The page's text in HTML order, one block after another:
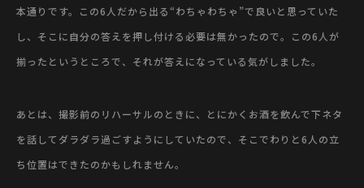
本通りです。この6人だから出る“わちゃわちゃ”で良いと思っていた
し、そこに自分の答えを押し付ける必要は無かったので。この6人が
揃ったというところで、それが答えになっている気がしました。
あとは、撮影前のリハーサルのときに、とにかくお酒を飲んで下ネタ
を話してダラダラ過ごすようにしていたので、そこでわりと6人の立
ち位置はできたのかもしれません。